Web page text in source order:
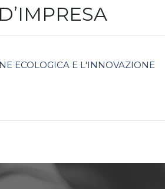
ECOLOGICA E L'INNOVAZIONE